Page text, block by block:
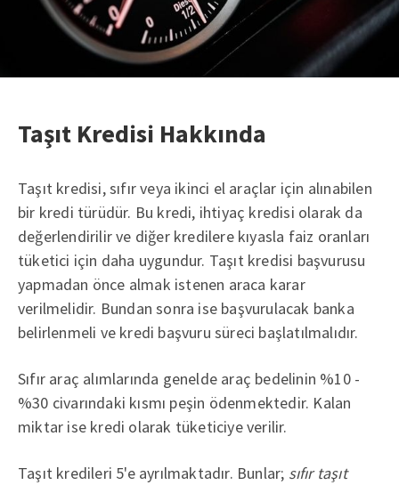
Taşıt Kredisi Hakkında
Taşıt kredisi, sıfır veya ikinci el araçlar için alınabilen
bir kredi türüdür. Bu kredi, ihtiyaç kredisi olarak da
değerlendirilir ve diğer kredilere kıyasla faiz oranları
tüketici için daha uygundur. Taşıt kredisi başvurusu
yapmadan önce almak istenen araca karar
verilmelidir. Bundan sonra ise başvurulacak banka
belirlenmeli ve kredi başvuru süreci başlatılmalıdır.
Sıfır araç alımlarında genelde araç bedelinin %10 -
%30 civarındaki kısmı peşin ödenmektedir. Kalan
miktar ise kredi olarak tüketiciye verilir.
Taşıt kredileri 5'e ayrılmaktadır. Bunlar; sıfır taşıt